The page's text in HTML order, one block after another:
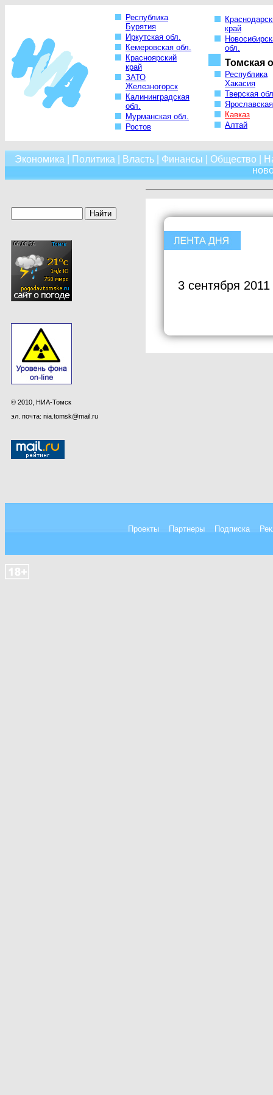
Республика
Бурятия
Иркутская обл.
Кемеровская обл.
Красноярский
край
ЗАТО
Железногорск
Калининградская
обл.
Мурманская обл.
Ростов
край
обл.
Томская
Республика
Хакасия
Тверская
Кавказ
Алтай
Экономика Политика Власть| Финансы Общество
© 2010, НИА-Томск
эл. почта: nia.tomsk@mail.ru
3 сентября 2011
Проекты Партнеры Подписка